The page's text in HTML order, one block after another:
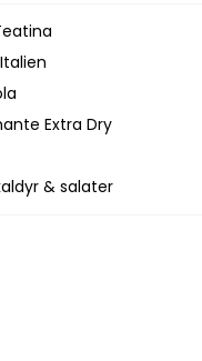
Extra Dry
& salater